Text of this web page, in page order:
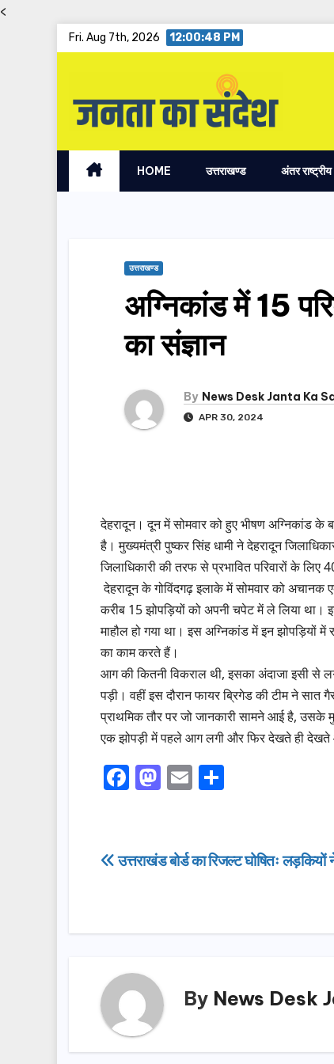
<
Fri. Aug 7th, 2026 12:00:48 PM
HOME उत्तराखण्ड अंतर राष्ट्रीय
उत्तराखण्ड
अग्निकांड में 15
का संज्ञान
By News Desk Janta Ka
APR 30, 2024
देहरादून। दून में सोमवार को हुए भीषण अग्निकांड के
है। मुख्यमंत्री पुष्कर सिंह धामी ने देहरादून
जिलाधिकारी की तरफ से प्रभावित परिवारों के
देहरादून के गोविंदगढ़ इलाके में सोमवार को
करीब 15 झोपड़ियों को अपनी चपेट में ले लिया
माहौल हो गया था। इस अग्निकांड में इन झोपड़ियों
का काम करते हैं।
आग की कितनी विकराल थी, इसका अंदाजा इसी से
पड़ी। वहीं इस दौरान फायर ब्रिगेड की टीम ने सात
प्राथमिक तौर पर जो जानकारी सामने आई है, उसके
एक झोपड़ी में पहले आग लगी और फिर देखते ही देखते
F
e
o
M
o
n
E
e
Post
उत्तराखंड बोर्ड का रिजल्ट घोषितः लड़कियों
By News Desk